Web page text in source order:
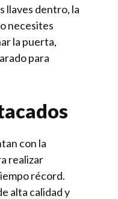
llaves dentro, la
necesites
la puerta,
para
con la
realizar
récord.
alta calidad y